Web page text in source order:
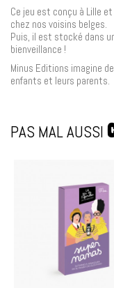
Ce jeu est conçu à Lille
chez nos voisins belges.
Puis, il est stocké dans
bienveillance !
Minus Editions imagine
enfants et leurs parents.
PAS MAL AUSSI